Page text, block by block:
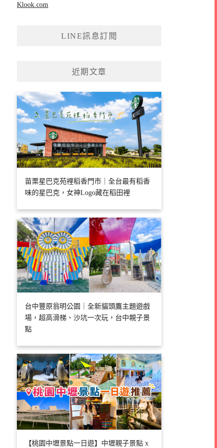
Klook.com
LINE訊息訂閱
近期文章
苗栗星巴克苑裡稻香門市｜全台最有稻香
味的星巴克，女神Logo藏在稻田裡
台中豐原翁明公園｜全新貓頭鷹主題遊戲
場，超高滑梯、沙坑一次玩，台中親子景
點
【桃園中壢景點一日遊】中壢親子景點 x